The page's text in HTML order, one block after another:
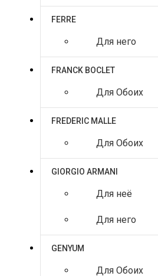
FERRE
Для него
FRANCK BOCLET
Для Обоих
FREDERIC MALLE
Для Обоих
GIORGIO ARMANI
Для неё
Для него
GENYUM
Для Обоих